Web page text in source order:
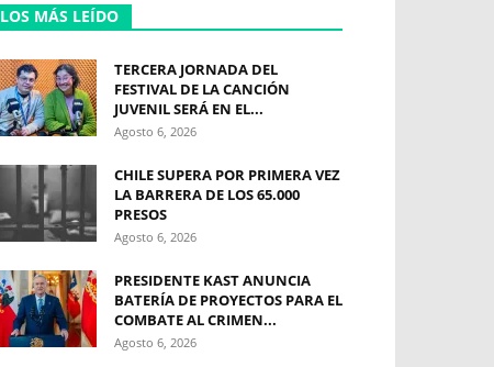
LOS MÁS LEÍDO
TERCERA JORNADA DEL
FESTIVAL DE LA CANCIÓN
JUVENIL SERÁ EN EL...
Agosto 6, 2026
CHILE SUPERA POR PRIMERA VEZ
LA BARRERA DE LOS 65.000
PRESOS
Agosto 6, 2026
PRESIDENTE KAST ANUNCIA
BATERÍA DE PROYECTOS PARA EL
COMBATE AL CRIMEN...
Agosto 6, 2026